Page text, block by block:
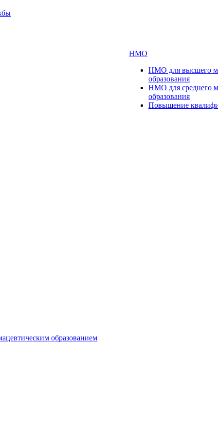
образованием
НМО
НМО для высшего
образования
НМО для среднего
образования
Повышение